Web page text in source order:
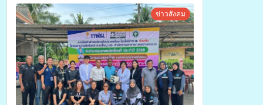
ข่าวสังคม